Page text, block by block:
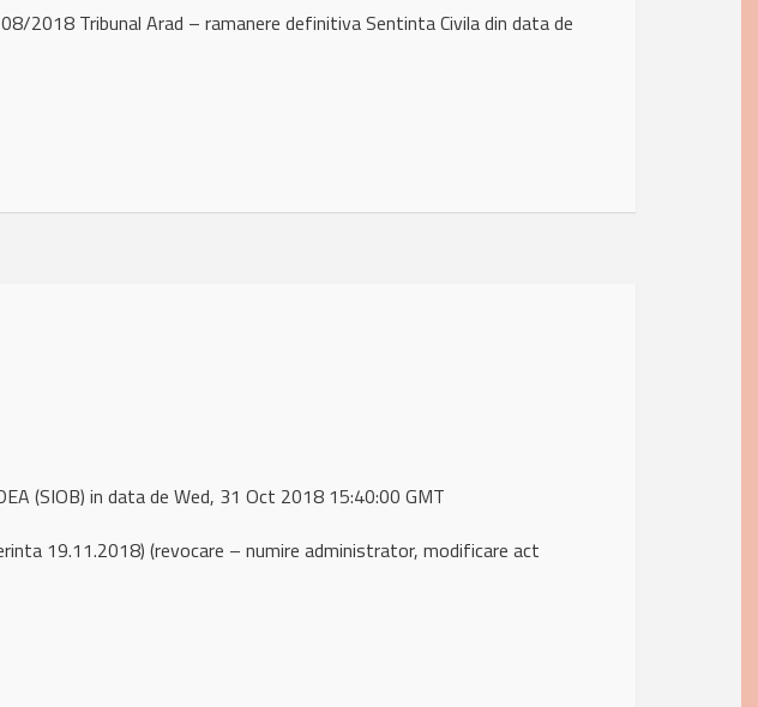
2018 Tribunal Arad – ramanere definitiva Sentinta Civila din data de
(SIOB) in data de Wed, 31 Oct 2018 15:40:00 GMT
19.11.2018) (revocare – numire administrator, modificare act